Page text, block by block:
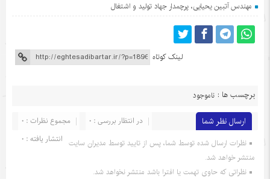
مهندس آتبین یحیایی، پرچمدار جهاد تولید و اشتغال
لینک کوتاه
برچسب ها : ناموجود
ارسال نظر شما مجموع نظرات : 0
در انتظار بررسی : 0
انتشار یافته : 0 نظرات ارسال شده توسط شما، پس از تایید توسط مدیران سایت
منتشر خواهد شد.
نظراتی که حاوی تهمت یا افترا باشد منتشر نخواهد شد.